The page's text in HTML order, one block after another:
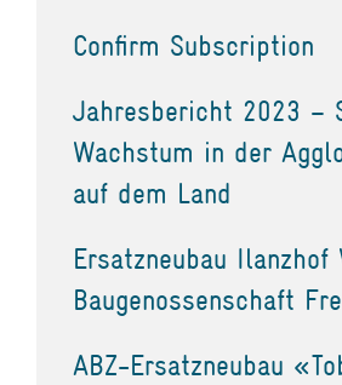
Confirm Subscription
Jahresbericht 2023 –
Wachstum in der
auf dem Land
Ersatzneubau Ilanzhof
Baugenossenschaft
ABZ-Ersatzneubau